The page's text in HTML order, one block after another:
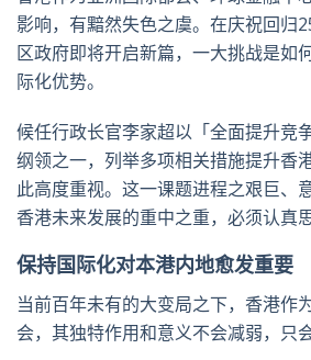
影响，有黯然失色之虞。在庆祝回归
区政府即将开启新篇，一大挑战是如
际化优势。
候任行政长官李家超以「全面提升竞
纲领之一，列举多项相关措施提升香
此高度重视。这一课题进程之艰巨、
香港未来发展的重中之重，必须认真
保持国际化对本港内地愈发重要
当前百年未有的大变局之下，香港作
会，其独特作用和意义不会减弱，只